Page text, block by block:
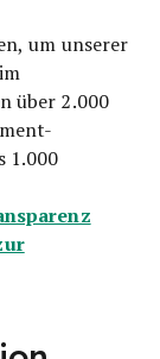
um unserer
über 2.000
1.000